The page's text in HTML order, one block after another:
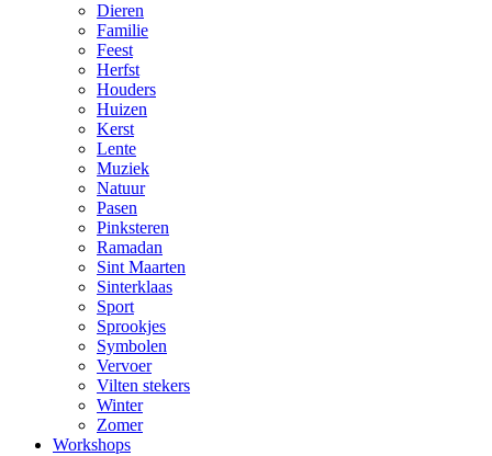
Dieren
Familie
Feest
Herfst
Houders
Huizen
Kerst
Lente
Muziek
Natuur
Pasen
Pinksteren
Ramadan
Sint Maarten
Sinterklaas
Sport
Sprookjes
Symbolen
Vervoer
Vilten stekers
Winter
Zomer
Workshops